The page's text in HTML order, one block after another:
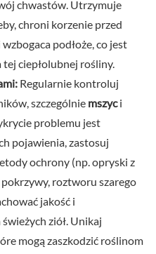
chwastów. Utrzymuje
chroni korzenie przed
podłoże, co jest
ciepłolubnej rośliny.
Regularnie kontroluj
szczególnie mszyci
problemu jest
pojawienia, zastosuj
ochrony (np. opryski z
roztworu szarego
jakość i
ziół. Unikaj
mogą zaszkodzić roślinom